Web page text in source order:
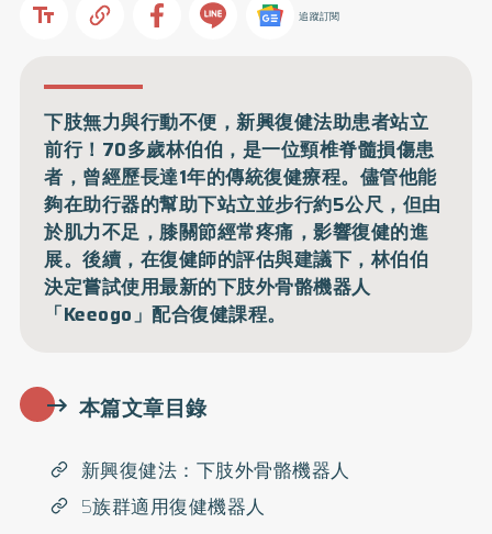
追蹤訂閱
下肢無力與行動不便，新興復健法助患者站立
前行！70多歲林伯伯，是一位頸椎脊髓損傷患
者，曾經歷長達1年的傳統復健療程。儘管他能
夠在助行器的幫助下站立並步行約5公尺，但由
於肌力不足，膝關節經常疼痛，影響復健的進
展。後續，在復健師的評估與建議下，林伯伯
決定嘗試使用最新的下肢外骨骼機器人
「Keeogo」配合復健課程。
本篇文章目錄
新興復健法：下肢外骨骼機器人
5族群適用復健機器人